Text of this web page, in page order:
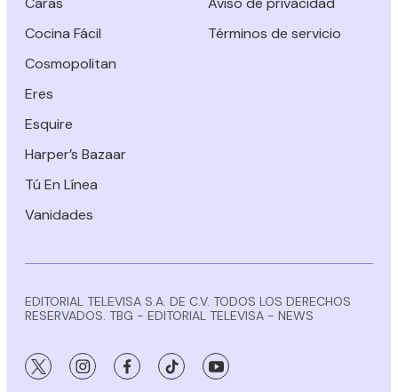
Cocina Fácil
Cosmopolitan
Eres
Esquire
Harper’s Bazaar
Tú En Línea
Vanidades
Términos de servicio
EDITORIAL TELEVISA S.A. DE C.V. TODOS LOS DERECHOS
RESERVADOS. TBG - EDITORIAL TELEVISA - NEWS
twitter instagramfacebooktiktok youtube